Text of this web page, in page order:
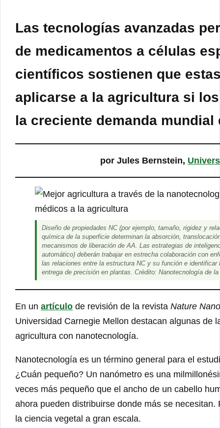
Las tecnologías avanzadas
de medicamentos a células
científicos sostienen que
aplicarse a la agricultura si
la creciente demanda mundial
por Jules Bernstein,
Diseño de propiedades NC (por ejemplo, tamaño, rigidez y
química de la superficie determinan la absorción,
mecanismos de liberación de AA. Las estrategias de
automático) deberán trabajar en estrecha colaboración con
las relaciones entre la estructura NC y su función e
entrega de precisión en plantas. Crédito: Nanotecnología de
En un artículo de revisión de la revista Nature
Universidad Carnegie Mellon destacan algunas de
agricultura con nanotecnología.
Nanotecnología es un término general para el
¿Cuán pequeño? Un nanómetro es una
veces más pequeño que el ancho de un cabello
ahora pueden distribuirse donde más se
la ciencia vegetal a gran escala.